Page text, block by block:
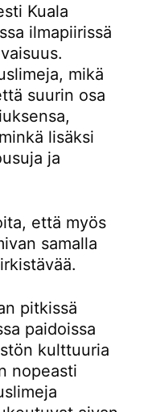
Kuala
ilmapiirissä
mikä
suurin osa
lisäksi
ja
että myös
samalla
pitkissä
paidoissa
kulttuuria
nopeasti